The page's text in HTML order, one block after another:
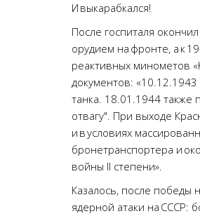
И выкарабкался!
После госпиталя
орудием на фронте, а к
реактивных минометов
документов:
танка. 18.01.1944 также
отвагу". При выходе
и в условиях
бронетранспортера и
войны II степени».
Казалось, после победы
ядерной атаки на СССР: